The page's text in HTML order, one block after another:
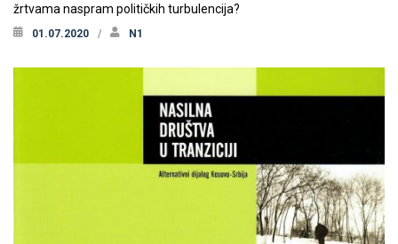
žrtvama naspram političkih turbulencija?
01.07.2020 N1